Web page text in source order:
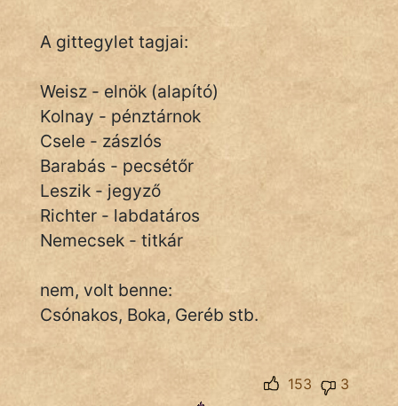
A gittegylet tagjai:
Weisz - elnök (alapító)
Kolnay - pénztárnok
Csele - zászlós
Barabás - pecsétőr
Leszik - jegyző
Richter - labdatáros
Nemecsek - titkár
nem, volt benne:
Csónakos, Boka, Geréb stb.
3
153